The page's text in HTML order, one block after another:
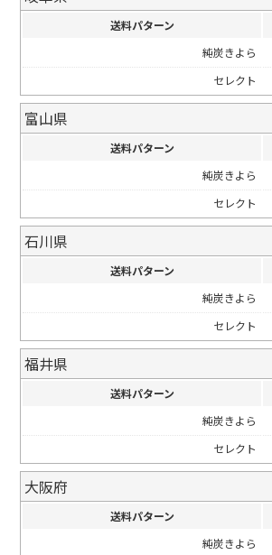
送料パターン
純炭きよら
セレクト
富山県
送料パターン
純炭きよら
セレクト
石川県
送料パターン
純炭きよら
セレクト
福井県
送料パターン
純炭きよら
セレクト
大阪府
送料パターン
純炭きよら